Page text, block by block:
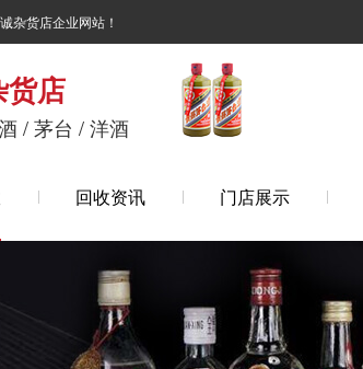
杂货店企业网站！
货店
/ 茅台 / 洋酒
回收资讯 门店展示